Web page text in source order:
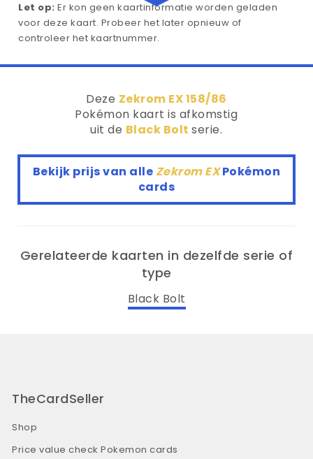
Let op: Er kon geen kaartinformatie worden geladen
voor deze kaart. Probeer het later opnieuw of
controleer het kaartnummer.
Deze Zekrom EX 158/86
Pokémon kaart is afkomstig
uit de Black Boltserie.
Bekijk prijs van alle Zekrom EXPokémon
cards
Gerelateerde kaarten in dezelfde serie of
type
Black Bolt
TheCardSeller
Shop
Price value check Pokemon cards